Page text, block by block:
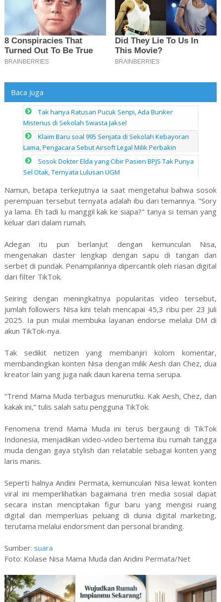
Baca Juga
Tak hanya Ratusan Pucuk Senpi, Ada Bunker
Misterius di Sekolah Swasta Jaksel
Klaim Baru soal 995 Senjata di Sekolah Kebayoran
Lama, Pengacara Sebut Airsoft Legal Milik Perbakin
Sosok Dokter Elda yang Cibir Pasien BPJS Tak Punya
Sel Otak, Ternyata Lulusan UGM
Namun, betapa terkejutnya ia saat mengetahui bahwa sosok
perempuan tersebut ternyata adalah ibu dari temannya. "Sory
ya lama. Eh tadi lu manggil kak ke siapa?" tanya si teman yang
keluar dari dalam rumah.
Adegan itu pun berlanjut dengan kemunculan Nisa,
mengenakan daster lengkap dengan sapu di tangan dan
serbet di pundak. Penampilannya dipercantik oleh riasan digital
dari filter TikTok.
Seiring dengan meningkatnya popularitas video tersebut,
jumlah followers Nisa kini telah mencapai 45,3 ribu per 23 Juli
2025. Ia pun mulai membuka layanan endorse melalui DM di
akun TikTok-nya.
Tak sedikit netizen yang membanjiri kolom komentar,
membandingkan konten Nisa dengan milik Aesh dan Chez, dua
kreator lain yang juga naik daun karena tema serupa.
“Trend Mama Muda terbagus menurutku. Kak Aesh, Chez, dan
kakak ini,” tulis salah satu pengguna TikTok.
Fenomena trend Mama Muda ini terus bergaung di TikTok
Indonesia, menjadikan video-video bertema ibu rumah tangga
muda dengan gaya stylish dan relatable sebagai konten yang
laris manis.
Seperti halnya Andini Permata, kemunculan Nisa lewat konten
viral ini memperlihatkan bagaimana tren media sosial dapat
secara instan menciptakan figur baru yang mengisi ruang
digital dan memperluas peluang di dunia digital marketing,
terutama melalui endorsment dan personal branding.
Sumber: suara
Foto: Kolase Nisa Mama Muda dan Andini Permata/Net